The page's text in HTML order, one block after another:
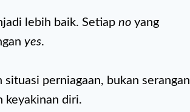
lebih baik. Setiap no yang
yes.
perniagaan, bukan serangan
keyakinan diri.